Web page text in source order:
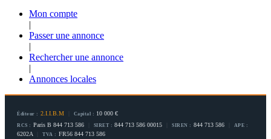
Mon compte
|
Passer une annonce
|
Rechercher une annonce
|
Annonces locales
Éditeur : 2.I.I.B.M Capital : 10 000 €
RCS : Paris B 844 713 586 SIRET : 844 713 586 00015 SIREN : 844 713 586 APE :
6202A TVA : FR56 844 713 586